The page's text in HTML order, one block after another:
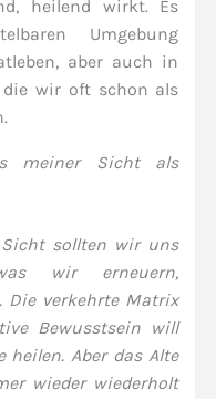
heilend wirkt. Es
Umgebung
aber auch in
die wir oft schon als
meiner Sicht als
sollten wir uns
wir erneuern,
Die verkehrte Matrix
Bewusstsein will
heilen. Aber das Alte
wieder wiederholt